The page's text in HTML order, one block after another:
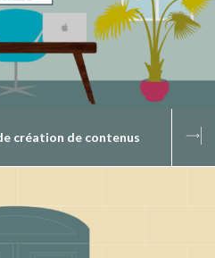
création de contenus